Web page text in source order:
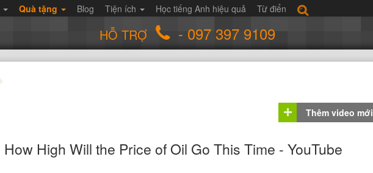
Quà tặng Blog Tiện ích Học tiếng Anh hiệu quả Từ điển
HỖ TRỢ - 097 397 9109
Thêm video mới
High Will the Price of Oil Go This Time - YouTube